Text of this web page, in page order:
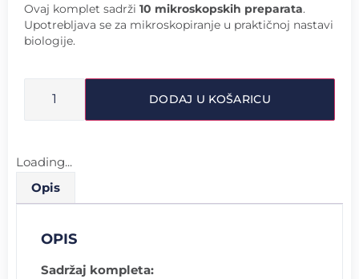
Ovaj komplet sadrži 10 mikroskopskih preparata.
Upotrebljava se za mikroskopiranje u praktičnoj nastavi
biologije.
DODAJ U KOŠARICU
Loading...
Opis
OPIS
Sadržaj kompleta: